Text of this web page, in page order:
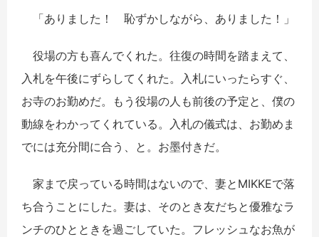
「ありました！ 恥ずかしながら、ありました！」
役場の方も喜んでくれた。往復の時間を踏まえて、
入札を午後にずらしてくれた。入札にいったらすぐ、
お寺のお勤めだ。もう役場の人も前後の予定と、僕の
動線をわかってくれている。入札の儀式は、お勤めま
でには充分間に合う、と。お墨付きだ。
家まで戻っている時間はないので、妻とMIKKEで落
ち合うことにした。妻は、そのとき友だちと優雅なラ
ンチのひとときを過ごしていた。フレッシュなお魚が